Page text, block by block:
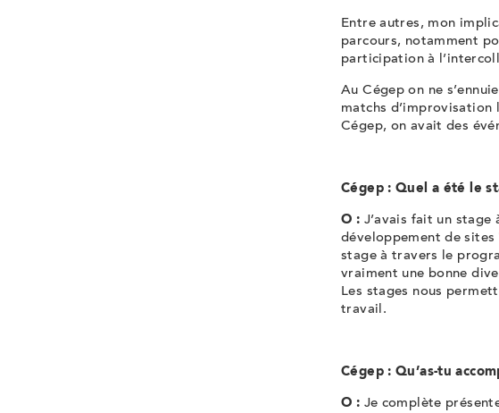
Entre autres, mon
parcours, notamment
participation à
Au Cégep on ne
matchs
Cégep, on avait des
Cégep : Quel a été le
O : J’avais fait un
développement de sites
stage à travers le
vraiment une bonne
Les stages nous
travail.
Cégep : Qu’as-tu
O : Je complète